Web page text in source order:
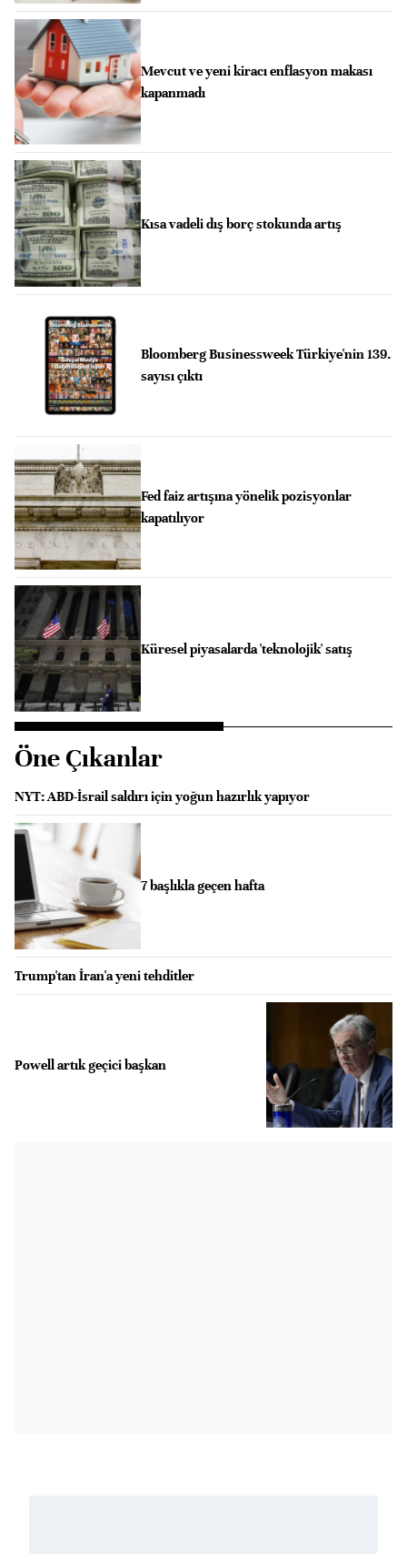
Mevcut ve yeni kiracı enflasyon makası
kapanmadı
Kısa vadeli dış borç stokunda artış
Bloomberg Businessweek Türkiye'nin 139.
sayısı çıktı
Fed faiz artışına yönelik pozisyonlar
kapatılıyor
Küresel piyasalarda 'teknolojik' satış
Öne Çıkanlar
NYT: ABD-İsrail saldırı için yoğun hazırlık yapıyor
7 başlıkla geçen hafta
Trump'tan İran'a yeni tehditler
Powell artık geçici başkan